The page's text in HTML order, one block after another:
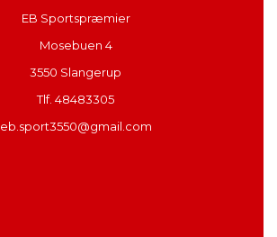
EB Sportspræmier
Mosebuen 4
3550 Slangerup
Tlf. 48483305
eb.sport3550@gmail.com